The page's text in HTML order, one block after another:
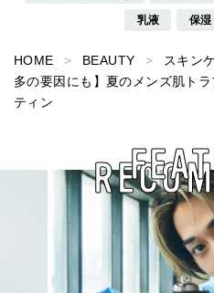
乳液 保湿
HOME BEAUTY スキン
多の要因にも】夏のメンズ肌ト
ティン